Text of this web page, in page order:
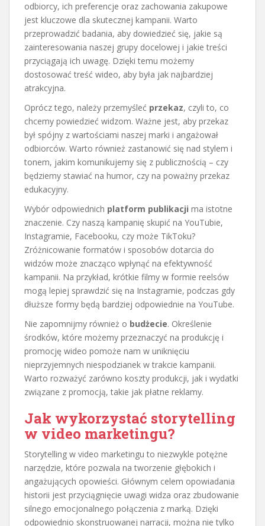
odbiorcy, ich preferencje oraz zachowania zakupowe
jest kluczowe dla skutecznej kampanii. Warto
przeprowadzić badania, aby dowiedzieć się, jakie są
zainteresowania naszej grupy docelowej i jakie treści
przyciągają ich uwagę. Dzięki temu możemy
dostosować treść wideo, aby była jak najbardziej
atrakcyjna.
Oprócz tego, należy przemyśleć przekaz, czyli to, co
chcemy powiedzieć widzom. Ważne jest, aby przekaz
był spójny z wartościami naszej marki i angażował
odbiorców. Warto również zastanowić się nad stylem i
tonem, jakim komunikujemy się z publicznością – czy
będziemy stawiać na humor, czy na poważny przekaz
edukacyjny.
Wybór odpowiednich platform publikacji ma istotne
znaczenie. Czy naszą kampanię skupić na YouTubie,
Instagramie, Facebooku, czy może TikToku?
Zróżnicowanie formatów i sposobów dotarcia do
widzów może znacząco wpłynąć na efektywność
kampanii. Na przykład, krótkie filmy w formie reelsów
mogą lepiej sprawdzić się na Instagramie, podczas gdy
dłuższe formy będą bardziej odpowiednie na YouTube.
Nie zapomnijmy również o budżecie. Określenie
środków, które możemy przeznaczyć na produkcję i
promocję wideo pomoże nam w uniknięciu
nieprzyjemnych niespodzianek w trakcie kampanii.
Warto rozważyć zarówno koszty produkcji, jak i wydatki
związane z promocją, takie jak płatne reklamy.
Jak wykorzystać storytelling
w video marketingu?
Storytelling w video marketingu to niezwykle potężne
narzędzie, które pozwala na tworzenie głębokich i
angażujących opowieści. Głównym celem opowiadania
historii jest przyciągnięcie uwagi widza oraz zbudowanie
silnego emocjonalnego połączenia z marką. Dzięki
odpowiednio skonstruowanej narracji, można nie tylko